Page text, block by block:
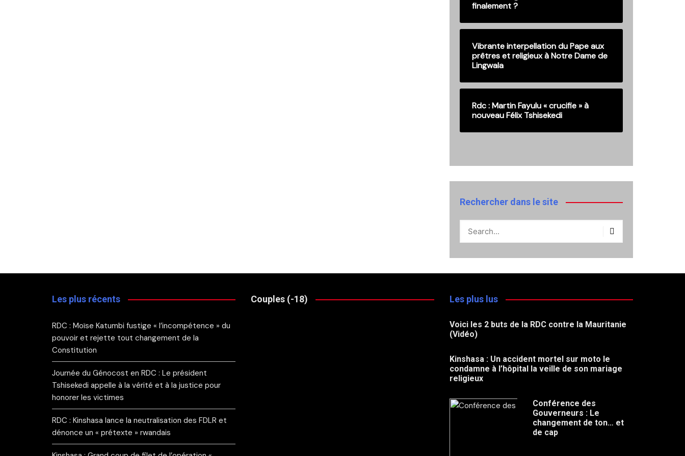
finalement ?
Vibrante interpellation du Pape aux
prêtres et religieux à Notre Dame de
Lingwala
Rdc : Martin Fayulu « crucifie » à
nouveau Félix Tshisekedi
Rechercher dans le site
Les plus récents
RDC : Moïse Katumbi fustige « l’incompétence » du
pouvoir et rejette tout changement de la
Constitution
Journée du Génocost en RDC : Le président
Tshisekedi appelle à la vérité et à la justice pour
honorer les victimes
RDC : Kinshasa lance la neutralisation des FDLR et
dénonce un « prétexte » rwandais
Couples (-18) Les plus lus
Voici les 2 buts de la RDC contre la Mauritanie
(Vidéo)
Kinshasa : Un accident mortel sur moto le
condamne à l’hôpital la veille de son mariage
religieux
Conférence des
Gouverneurs : Le
changement de ton… et
de cap